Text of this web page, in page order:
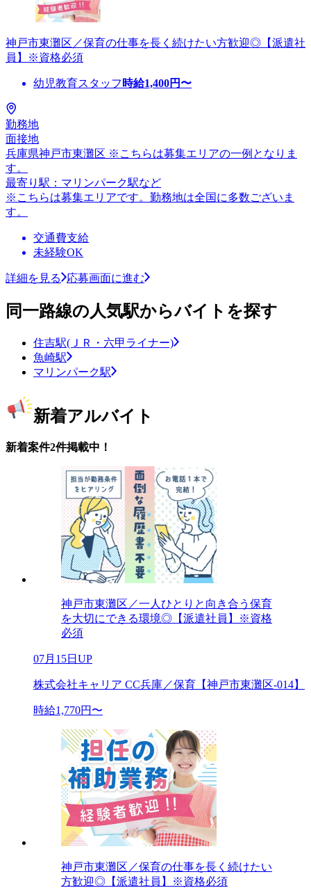
神戸市東灘区／保育の仕事を長く続けたい方歓迎◎【派遣社
員】※資格必須
幼児教育スタッフ 時給1,400円〜
勤務地
面接地
兵庫県神戸市東灘区 ※こちらは募集エリアの一例となりま
す。
最寄り駅：マリンパーク駅など
※こちらは募集エリアです。勤務地は全国に多数ございま
す。
交通費支給
未経験OK
詳細を見る 応募画面に進む
同一路線の人気駅からバイトを探す
住吉駅(ＪＲ・六甲ライナー)
魚崎駅
マリンパーク駅
新着アルバイト
新着案件2件掲載中！
神戸市東灘区／一人ひとりと向き合う保育
を大切にできる環境◎【派遣社員】※資格
必須
07月15日UP
株式会社キャリア CC兵庫／保育【神戸市東灘区-014】
時給1,770円〜
神戸市東灘区／保育の仕事を長く続けたい
方歓迎◎【派遣社員】※資格必須